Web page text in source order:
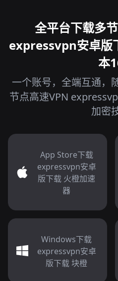
全平台下载多
expressvpn安卓版
本
一个账号，全端互通，
节点高速VPN
加密
App Store下载
expressvpn安卓
版下载 火橙加速
器
Windows下载
expressvpn安卓
版下载 块橙